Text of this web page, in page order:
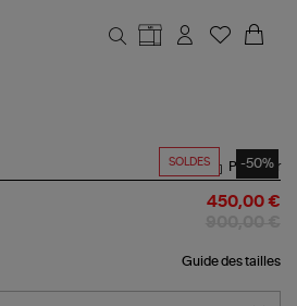
SOLDES -50%
Partager
450,00 €
Guide des tailles